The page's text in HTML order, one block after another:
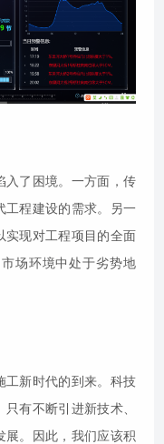
入了困境。一方面，传
工程建设的需求。另一
实现对工程项目的全面
场环境中处于劣势地
工新时代的到来。科技
有不断引进新技术、
展。因此，我们应该积